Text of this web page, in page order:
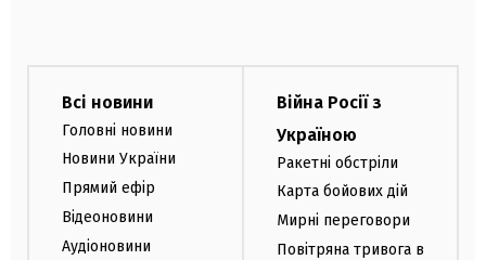
Всі новини
Головні новини
Новини України
Прямий ефір
Відеоновини
Аудіоновини
Війна Росії з
Україною
Ракетні обстріли
Карта бойових дій
Мирні переговори
Повітряна тривога в